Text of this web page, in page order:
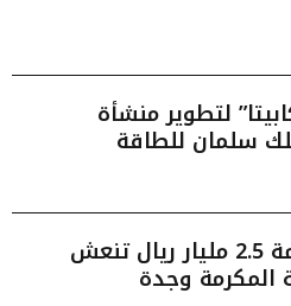
لتطوير منشأة
سلمان للطاقة
17 مشروعًا تطويريًّا بقيمة 2.5 مليار ريال تنعش
المكرمة وجدة